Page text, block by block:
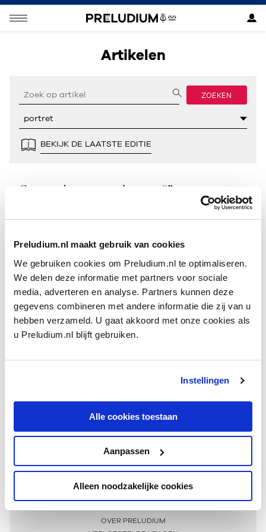
Preludium.nl maakt gebruik van cookies
We gebruiken cookies om Preludium.nl te optimaliseren.
We delen deze informatie met partners voor sociale
media, adverteren en analyse. Partners kunnen deze
gegevens combineren met andere informatie die zij van u
hebben verzameld. U gaat akkoord met onze cookies als
u Preludium.nl blijft gebruiken.
Instellingen
Alle cookies toestaan
Aanpassen
Alleen noodzakelijke cookies
Artikelen
ZOEKEN
BEKIJK DE LAATSTE EDITIE
Geen resultaten gevonden voor “”.
Meer informatie
OVER PRELUDIUM